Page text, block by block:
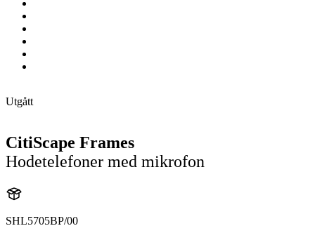
Utgått
CitiScape Frames
Hodetelefoner med mikrofon
SHL5705BP/00